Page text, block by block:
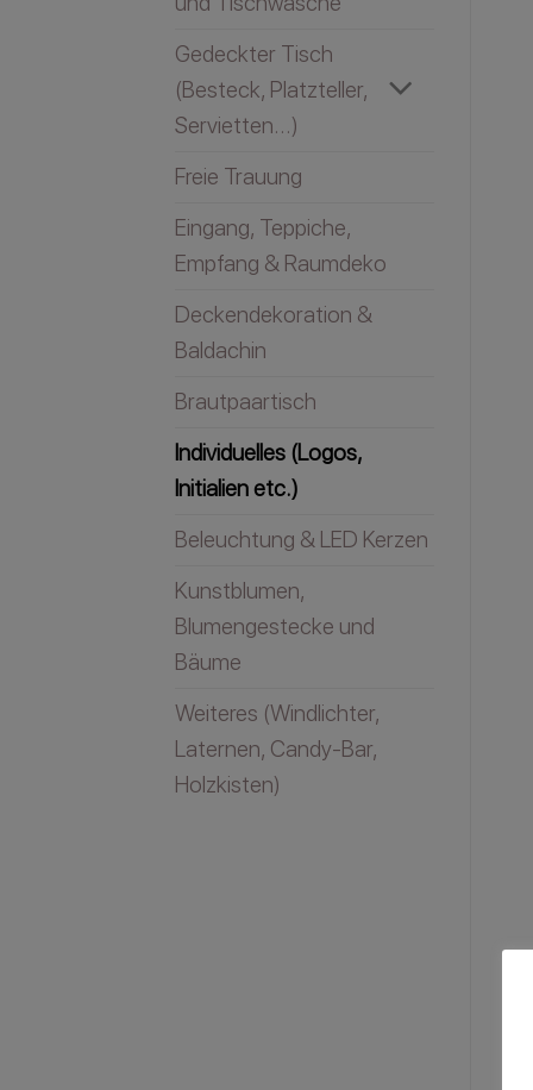
Gedeckter Tisch
(Besteck, Platzteller,
Servietten...)
Freie Trauung
Eingang, Teppiche,
Empfang & Raumdeko
Deckendekoration &
Baldachin
Brautpaartisch
Individuelles (Logos,
Initialien etc.)
Beleuchtung & LED Kerzen
Kunstblumen,
Blumengestecke und
Bäume
Weiteres (Windlichter,
Laternen, Candy-Bar,
Holzkisten)